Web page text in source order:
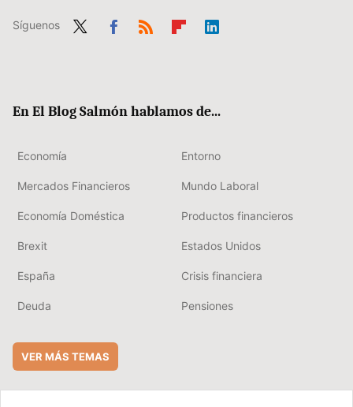
Síguenos
En El Blog Salmón hablamos de...
Economía Entorno
Mercados Financieros Mundo Laboral
Economía Doméstica Productos financieros
Brexit Estados Unidos
España Crisis financiera
Deuda Pensiones
VER MÁS TEMAS